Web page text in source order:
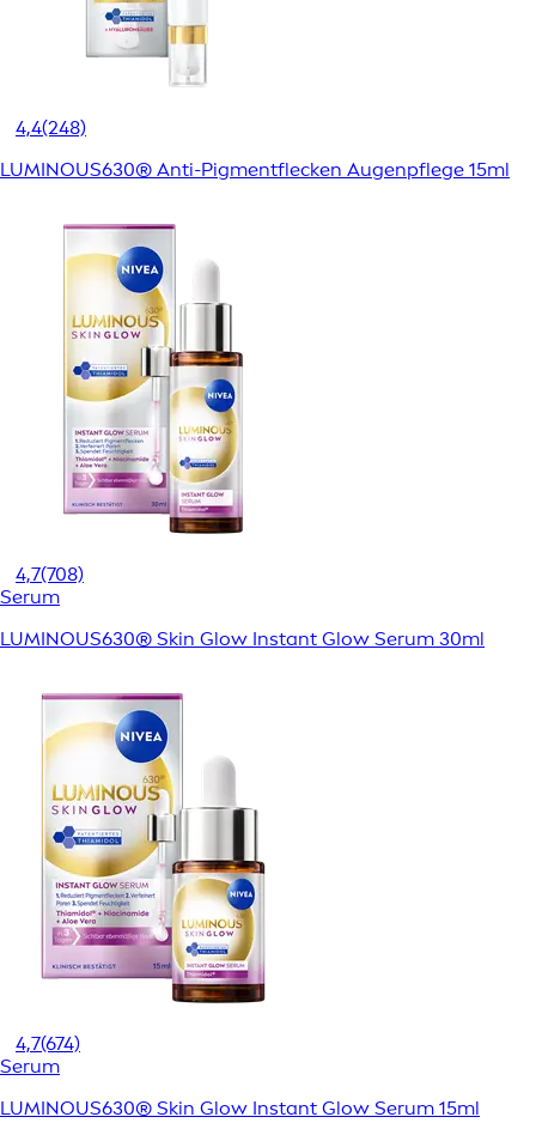
4,4(248)
LUMINOUS630® Anti-Pigmentflecken Augenpflege 15ml
4,7(708)
Serum
LUMINOUS630® Skin Glow Instant Glow Serum 30ml
4,7(674)
Serum
LUMINOUS630® Skin Glow Instant Glow Serum 15ml